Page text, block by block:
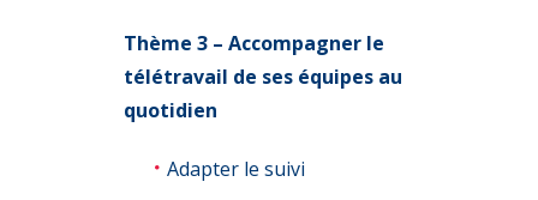
Thème 3 – Accompagner le
télétravail de ses équipes au
quotidien
Adapter le suivi